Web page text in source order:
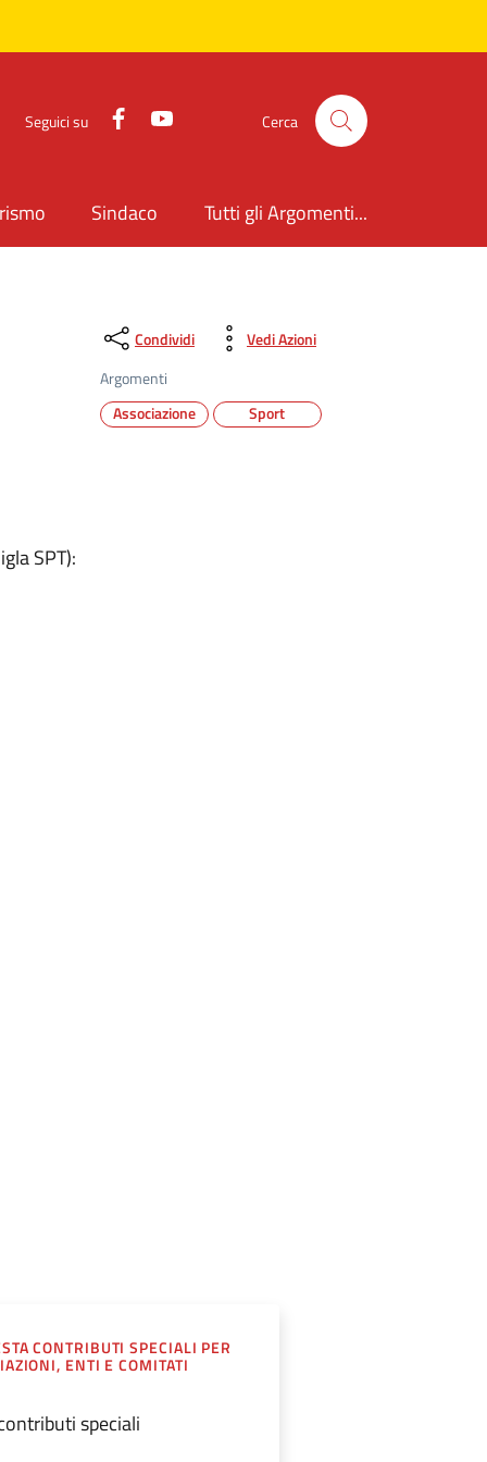
Seguici su Facebook Cerca
Sindaco Tutti gli Argomenti...
Condividi
Vedi Azioni
Argomenti
Associazione
Sport
SPT):
CONTRIBUTI SPECIALI PER
ENTI E COMITATI
speciali